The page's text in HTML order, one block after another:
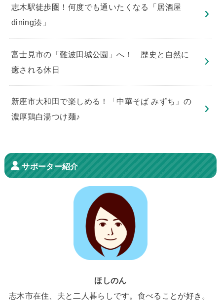
志木駅徒歩圏！何度でも通いたくなる「居酒屋
dining湊」
​富士見市の「難波田城公園」へ！ 歴史と自然に
癒される休日
新座市大和田で楽しめる！「中華そば みずち」の
濃厚鶏白湯つけ麺♪
サポーター紹介
ほしのん
志木市在住、夫と二人暮らしです。食べることが好き。